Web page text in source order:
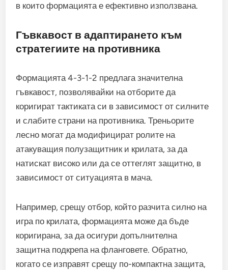
в които формацията е ефективно използвана.
Гъвкавост в адаптирането към
стратегиите на противника
Формацията 4-3-1-2 предлага значителна
гъвкавост, позволявайки на отборите да
коригират тактиката си в зависимост от силните
и слабите страни на противника. Треньорите
лесно могат да модифицират ролите на
атакуващия полузащитник и крилата, за да
натискат високо или да се оттеглят защитно, в
зависимост от ситуацията в мача.
Например, срещу отбор, който разчита силно на
игра по крилата, формацията може да бъде
коригирана, за да осигури допълнителна
защитна подкрепа на фланговете. Обратно,
когато се изправят срещу по-компактна защита,